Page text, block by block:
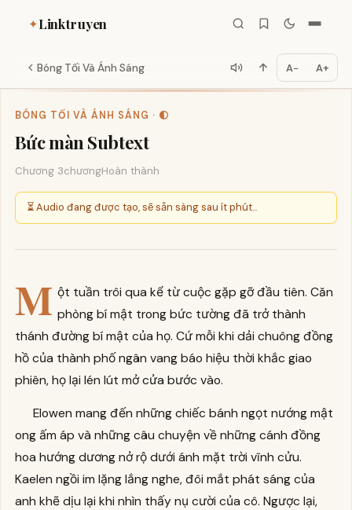
✦Linktruyen
Bóng Tối Và Ánh Sáng A− A+
BÓNG TỐI VÀ ÁNH SÁNG · 🌓
Bức màn Subtext
Chương 3chươngHoàn thành
⏳ Audio đang được tạo, sẽ sẵn sàng sau ít phút...
M ột tuần trôi qua kể từ cuộc gặp gỡ đầu tiên. Căn
phòng bí mật trong bức tường đã trở thành
thánh đường bí mật của họ. Cứ mỗi khi dải chuông đồng
hồ của thành phố ngân vang báo hiệu thời khắc giao
phiên, họ lại lén lút mở cửa bước vào.
Elowen mang đến những chiếc bánh ngọt nướng mật
ong ấm áp và những câu chuyện về những cánh đồng
hoa hướng dương nở rộ dưới ánh mặt trời vĩnh cửu.
Kaelen ngồi im lặng lắng nghe, đôi mắt phát sáng của
anh khẽ dịu lại khi nhìn thấy nụ cười của cô. Ngược lại,